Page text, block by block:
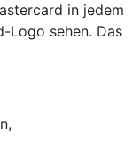
in jedem
Logo sehen. Das